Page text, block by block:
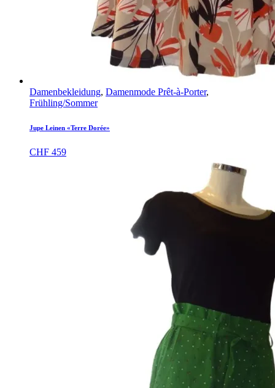
Damenbekleidung, Damenmode Prêt-à-Porter,
Frühling/Sommer
Jupe Leinen «Terre Dorée»
CHF 459